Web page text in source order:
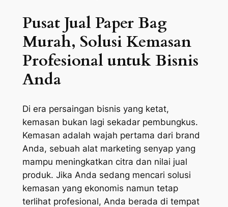
Pusat Jual Paper Bag
Murah, Solusi Kemasan
Profesional untuk Bisnis
Anda
Di era persaingan bisnis yang ketat,
kemasan bukan lagi sekadar pembungkus.
Kemasan adalah wajah pertama dari brand
Anda, sebuah alat marketing senyap yang
mampu meningkatkan citra dan nilai jual
produk. Jika Anda sedang mencari solusi
kemasan yang ekonomis namun tetap
terlihat profesional, Anda berada di tempat